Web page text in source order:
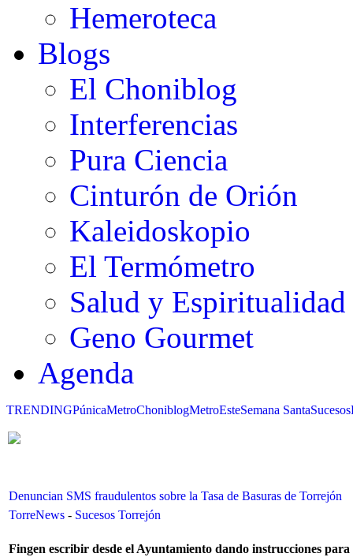
Hemeroteca
Blogs
El Choniblog
Interferencias
Pura Ciencia
Cinturón de Orión
Kaleidoskopio
El Termómetro
Salud y Espiritualidad
Geno Gourmet
Agenda
TRENDINGPúnicaMetroChoniblogMetroEsteSemana SantaSucesos
Denuncian SMS fraudulentos sobre la Tasa de Basuras de Torrejón
TorreNews - Sucesos Torrejón
Fingen escribir desde el Ayuntamiento dando instrucciones